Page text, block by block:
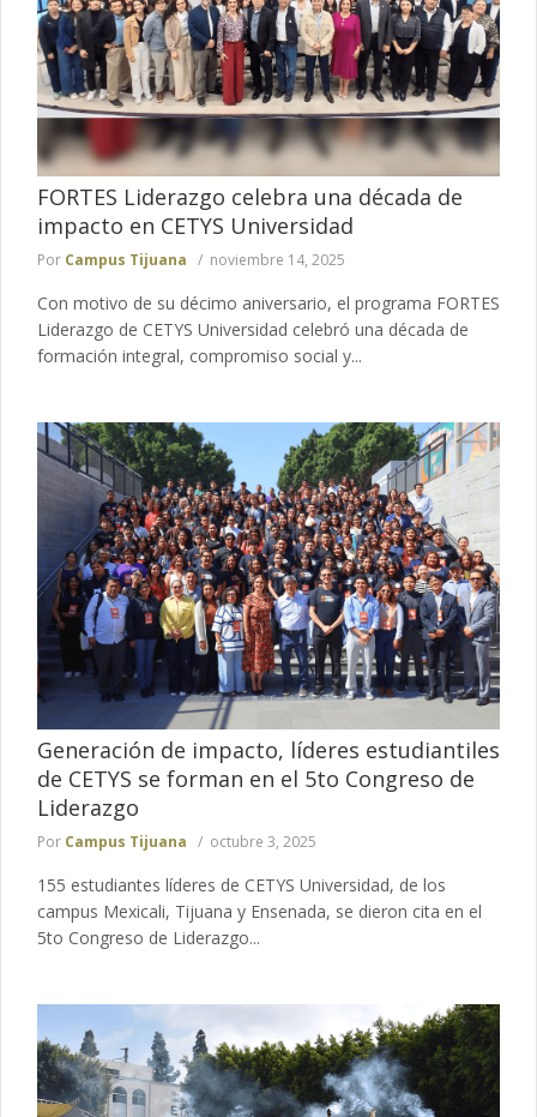
FORTES Liderazgo celebra una década de
impacto en CETYS Universidad
Por Campus Tijuana noviembre 14, 2025
Con motivo de su décimo aniversario, el programa FORTES
Liderazgo de CETYS Universidad celebró una década de
formación integral, compromiso social y...
Generación de impacto, líderes estudiantiles
de CETYS se forman en el 5to Congreso de
Liderazgo
Por Campus Tijuana octubre 3, 2025
155 estudiantes líderes de CETYS Universidad, de los
campus Mexicali, Tijuana y Ensenada, se dieron cita en el
5to Congreso de Liderazgo...